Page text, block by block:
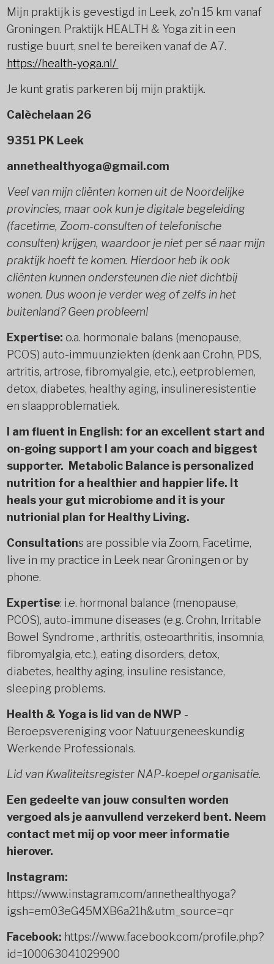
Mijn praktijk is gevestigd in Leek, zo'n 15 km vanaf
Groningen. Praktijk HEALTH & Yoga zit in een
rustige buurt, snel te bereiken vanaf de A7.
https://health-yoga.nl/
Je kunt gratis parkeren bij mijn praktijk.
Calèchelaan 26
9351 PK Leek
annethealthyoga@gmail.com
Veel van mijn cliënten komen uit de Noordelijke
provincies, maar ook kun je digitale begeleiding
(facetime, Zoom-consulten of telefonische
consulten) krijgen, waardoor je niet per sé naar mijn
praktijk hoeft te komen. Hierdoor heb ik ook
cliënten kunnen ondersteunen die niet dichtbij
wonen. Dus woon je verder weg of zelfs in het
buitenland? Geen probleem!
Expertise: o.a. hormonale balans (menopause,
PCOS) auto-immuunziekten (denk aan Crohn, PDS,
artritis, artrose, fibromyalgie, etc.), eetproblemen,
detox, diabetes, healthy aging, insulineresistentie
en slaapproblematiek.
I am fluent in English: for an excellent start and
on-going support I am your coach and biggest
supporter. Metabolic Balance is personalized
nutrition for a healthier and happier life. It
heals your gut microbiome and it is your
nutrionial plan for Healthy Living.
Consultations are possible via Zoom, Facetime,
live in my practice in Leek near Groningen or by
phone.
Expertise: i.e. hormonal balance (menopause,
PCOS), auto-immune diseases (e.g. Crohn, Irritable
Bowel Syndrome , arthritis, osteoarthritis, insomnia,
fibromyalgia, etc.), eating disorders, detox,
diabetes, healthy aging, insuline resistance,
sleeping problems.
Health & Yoga is lid van de NWP -
Beroepsvereniging voor Natuurgeneeskundig
Werkende Professionals.
Lid van Kwaliteitsregister NAP-koepel organisatie.
Een gedeelte van jouw consulten worden
vergoed als je aanvullend verzekerd bent. Neem
contact met mij op voor meer informatie
hierover.
Instagram:
https://www.instagram.com/annethealthyoga?
igsh=em03eG45MXB6a21h&utm_source=qr
Facebook: https://www.facebook.com/profile.php?
id=100063041029900